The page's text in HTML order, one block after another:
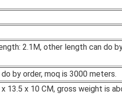
2.1M, other length can do
by order, moq is 3000 meters.
13.5 x 10 CM, gross weight is